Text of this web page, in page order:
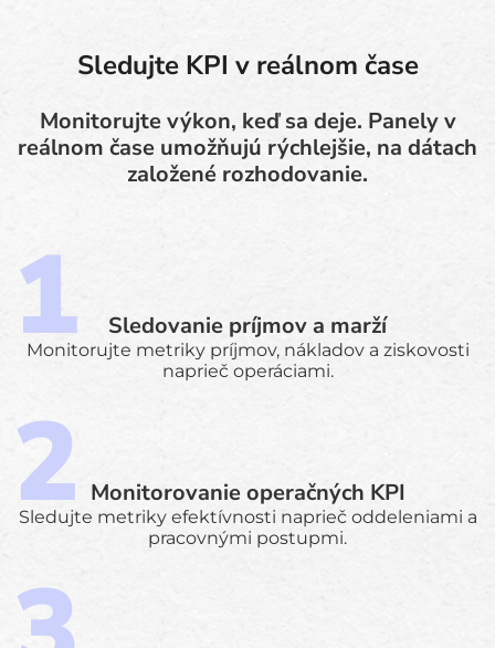
Sledujte KPI v reálnom čase
Monitorujte výkon, keď sa deje. Panely v
reálnom čase umožňujú rýchlejšie, na dátach
založené rozhodovanie.
Sledovanie príjmov a marží
Monitorujte metriky príjmov, nákladov a ziskovosti
naprieč operáciami.
Monitorovanie operačných KPI
Sledujte metriky efektívnosti naprieč oddeleniami a
pracovnými postupmi.